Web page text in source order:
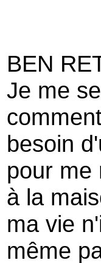
BEN
Je me
besoin
pour me
à la
ma vie
même